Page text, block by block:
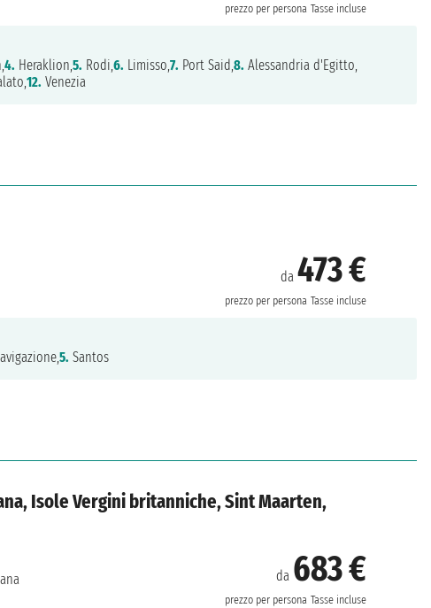
prezzo per persona Tasse incluse
4. Heraklion,5. Rodi,6. Limisso,7. Port Said,8. Alessandria d'Egitto,
12. Venezia
da473 €
prezzo per persona Tasse incluse
5. Santos
Isole Vergini britanniche, Sint Maarten,
da 683 €
prezzo per persona Tasse incluse